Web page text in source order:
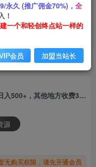
（6591期）中医书单号项目，很多人日入500+，其他地方收费3000+，玩法公布了
源
无购买权限，请先开通会员
永久 (推广佣金70%)， 全
！
一个和轻创终点站一样的
会员 加盟当站长